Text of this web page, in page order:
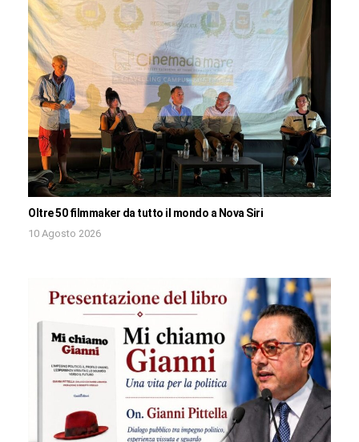
Oltre 50 filmmaker da tutto il mondo a Nova Siri
10 Agosto 2026